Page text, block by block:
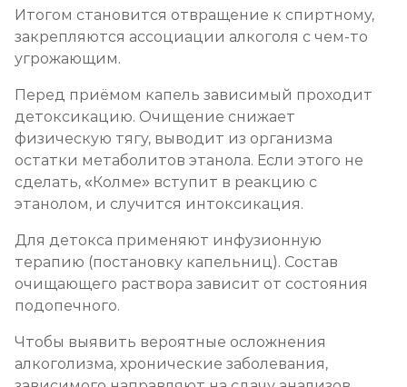
от 3 200 ₽ Записаться
Социализация алкоголиков
от 750 ₽ Записаться
Итогом становится отвращение к спиртному,
закрепляются ассоциации алкоголя с чем-то
угрожающим.
Перед приёмом капель зависимый проходит
детоксикацию. Очищение снижает
физическую тягу, выводит из организма
остатки метаболитов этанола. Если этого не
сделать, «Колме» вступит в реакцию с
этанолом, и случится интоксикация.
Для детокса применяют инфузионную
терапию (постановку капельниц). Состав
очищающего раствора зависит от состояния
подопечного.
Чтобы выявить вероятные осложнения
алкоголизма, хронические заболевания,